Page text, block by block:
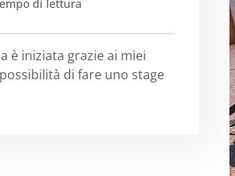
di lettura
è iniziata grazie ai miei
di fare uno stage